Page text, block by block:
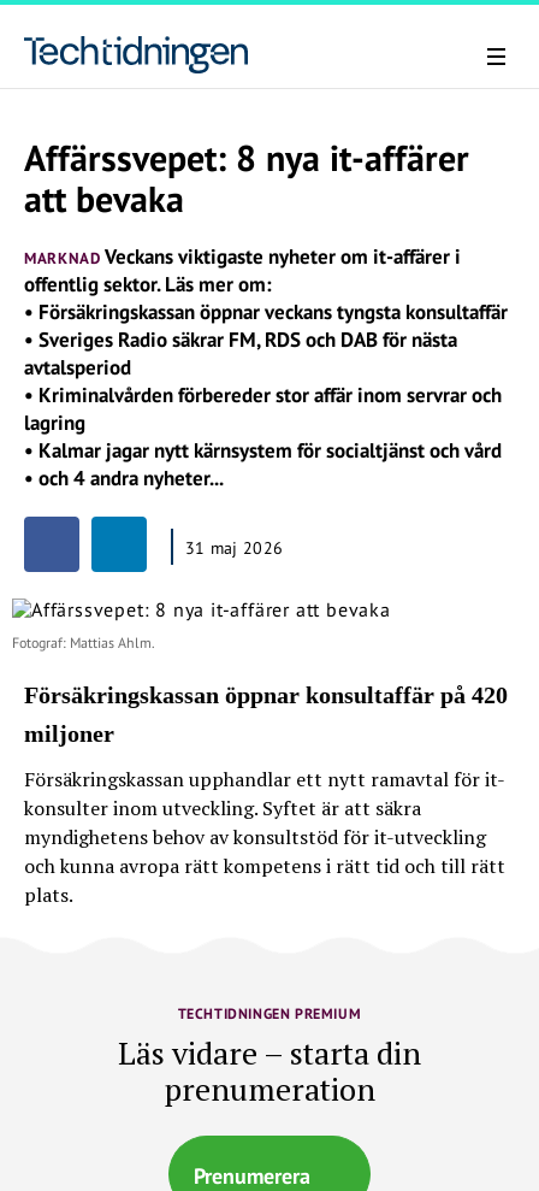
Affärssvepet: 8 nya it-affärer
att bevaka
MARKNAD Veckans viktigaste nyheter om it-affärer i
offentlig sektor. Läs mer om:
• Försäkringskassan öppnar veckans tyngsta konsultaffär
• Sveriges Radio säkrar FM, RDS och DAB för nästa
avtalsperiod
• Kriminalvården förbereder stor affär inom servrar och
lagring
• Kalmar jagar nytt kärnsystem för socialtjänst och vård
• och 4 andra nyheter...
31 maj 2026
Fotograf: Mattias Ahlm.
Försäkringskassan öppnar konsultaffär på 420
miljoner
Försäkringskassan upphandlar ett nytt ramavtal för it-
konsulter inom utveckling. Syftet är att säkra
myndighetens behov av konsultstöd för it-utveckling
och kunna avropa rätt kompetens i rätt tid och till rätt
plats.
TECHTIDNINGEN PREMIUM
Läs vidare – starta din
prenumeration
Prenumerera